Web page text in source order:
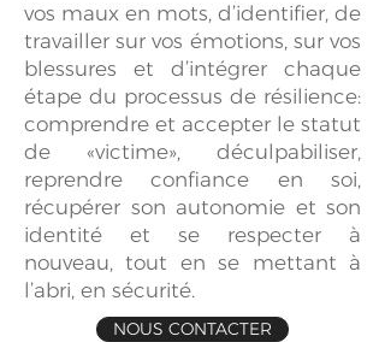
vos maux en mots, d’identifier, de
travailler sur vos émotions, sur vos
blessures et d’intégrer chaque
étape du processus de résilience:
comprendre et accepter le statut
de «victime», déculpabiliser,
reprendre confiance en soi,
récupérer son autonomie et son
identité et se respecter à
nouveau, tout en se mettant à
l’abri, en sécurité.
NOUS CONTACTER